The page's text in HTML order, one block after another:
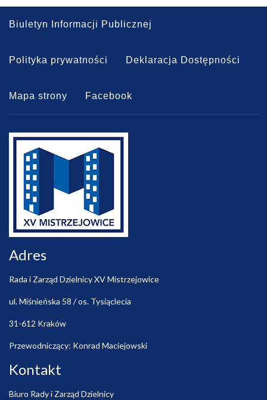
Biuletyn Informacji Publicznej
Polityka prywatności Deklaracja Dostępności
Mapa strony Facebook
Adres
Rada i Zarząd Dzielnicy XV Mistrzejowice
ul. Miśnieńska 58 / os. Tysiąclecia
31-612 Kraków
Przewodniczący: Konrad Maciejowski
Kontakt
Biuro Rady i Zarząd Dzielnicy